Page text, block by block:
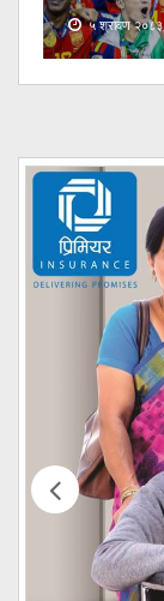
५ श्रावण